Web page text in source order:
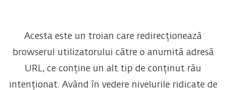
Acesta este un troian care redirecționează
browserul utilizatorului către o anumită adresă
URL, ce conține un alt tip de conținut rău
intenționat. Având în vedere nivelurile ridicate de